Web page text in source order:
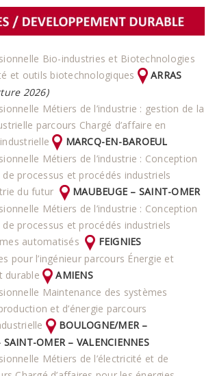
Bio-industries et Biotechnologies
et outils biotechnologiques
ARRAS
2026)
Métiers de l’industrie : gestion de la
parcours Chargé d’affaire en
MARCQ-EN-BAROEUL
Métiers de l’industrie : Conception
processus et procédés industriels
du futur
MAUBEUGE – SAINT-OMER
Métiers de l’industrie : Conception
processus et procédés industriels
automatisés
FEIGNIES
pour l’ingénieur parcours Énergie et
durable
AMIENS
Maintenance des systèmes
et d’énergie parcours
BOULOGNE/MER –
SAINT-OMER – VALENCIENNES
Métiers de l’électricité et de